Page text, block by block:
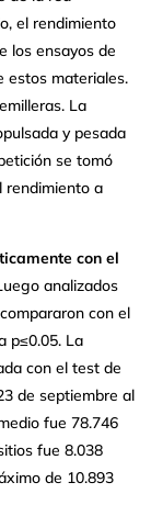
el rendimiento
los ensayos de
estos materiales.
La
y pesada
se tomó
rendimiento a
con el
analizados
con el
p≤0.05. La
con el test de
de septiembre al
fue 78.746
fue 8.038
de 10.893